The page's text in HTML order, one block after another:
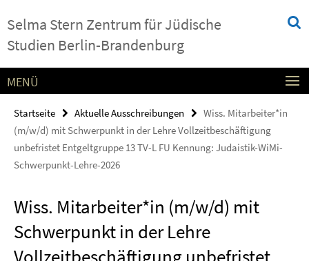
direkt
zu
Selma Stern Zentrum für Jüdische
Studien Berlin-Brandenburg
Service-
Navigation
MENÜ
Startseite Aktuelle Ausschreibungen
Wiss. Mitarbeiter*in
(m/w/d) mit Schwerpunkt in der Lehre Vollzeitbeschäftigung
unbefristet Entgeltgruppe 13 TV-L FU Kennung: Judaistik-WiMi-
Schwerpunkt-Lehre-2026
Wiss. Mitarbeiter*in (m/w/d) mit
Schwerpunkt in der Lehre
Vollzeitbeschäftigung unbefristet